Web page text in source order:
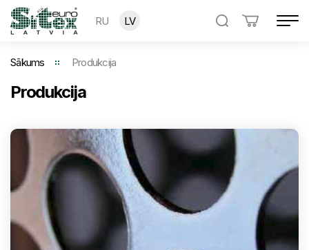
RU LV
Sākums Produkcija
Produkcija